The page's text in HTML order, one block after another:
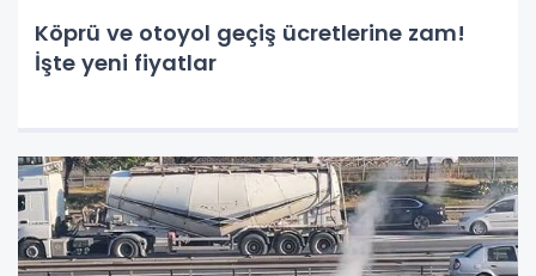
Köprü ve otoyol geçiş ücretlerine zam!
İşte yeni fiyatlar